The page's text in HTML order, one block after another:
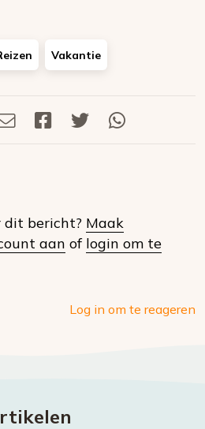
Vakantie
Deel
social
media
Deel
Deel
Deel
dit bericht? Maak
aan of login om te
Log in om te reageren